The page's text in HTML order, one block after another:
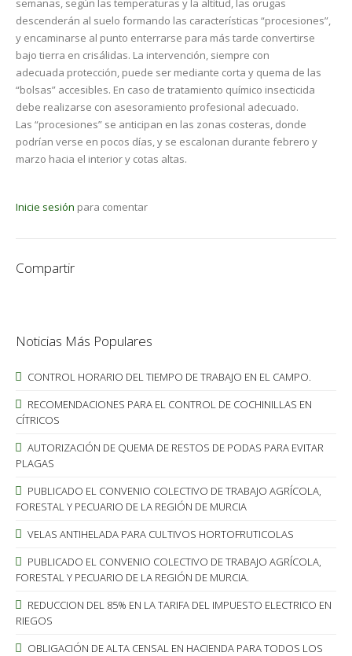
semanas, según las temperaturas y la altitud, las orugas
descenderán al suelo formando las características “procesiones”,
y encaminarse al punto enterrarse para más tarde convertirse
bajo tierra en crisálidas. La intervención, siempre con
adecuada protección, puede ser mediante corta y quema de las
“bolsas” accesibles. En caso de tratamiento químico insecticida
debe realizarse con asesoramiento profesional adecuado.
Las “procesiones” se anticipan en las zonas costeras, donde
podrían verse en pocos días, y se escalonan durante febrero y
marzo hacia el interior y cotas altas.
Inicie sesión para comentar
Compartir
Noticias Más Populares
CONTROL HORARIO DEL TIEMPO DE TRABAJO EN EL CAMPO.
RECOMENDACIONES PARA EL CONTROL DE COCHINILLAS EN
CÍTRICOS
AUTORIZACIÓN DE QUEMA DE RESTOS DE PODAS PARA EVITAR
PLAGAS
PUBLICADO EL CONVENIO COLECTIVO DE TRABAJO AGRÍCOLA,
FORESTAL Y PECUARIO DE LA REGIÓN DE MURCIA
VELAS ANTIHELADA PARA CULTIVOS HORTOFRUTICOLAS
PUBLICADO EL CONVENIO COLECTIVO DE TRABAJO AGRÍCOLA,
FORESTAL Y PECUARIO DE LA REGIÓN DE MURCIA.
REDUCCION DEL 85% EN LA TARIFA DEL IMPUESTO ELECTRICO EN
RIEGOS
OBLIGACIÓN DE ALTA CENSAL EN HACIENDA PARA TODOS LOS